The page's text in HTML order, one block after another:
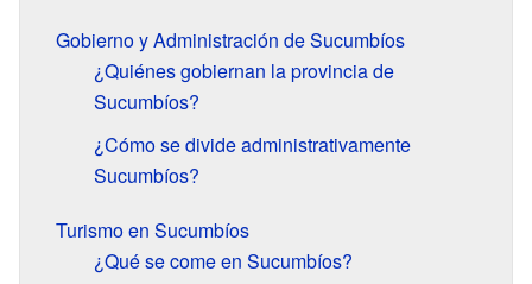
Gobierno y Administración de Sucumbíos
¿Quiénes gobiernan la provincia de
Sucumbíos?
¿Cómo se divide administrativamente
Sucumbíos?
Turismo en Sucumbíos
¿Qué se come en Sucumbíos?